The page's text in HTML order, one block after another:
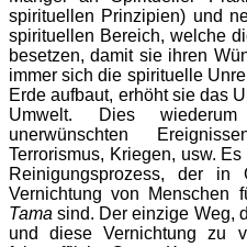
spirituellen Prinzipien) und
spirituellen Bereich, welche
besetzen, damit sie ihren
immer sich die spirituelle
Erde aufbaut, erhöht sie das
Umwelt. Dies
unerwünschten
Terrorismus, Kriegen, usw.
Reinigungsprozess, der
Vernichtung von Menschen
Tama sind. Der einzige Weg,
und diese Vernichtung zu